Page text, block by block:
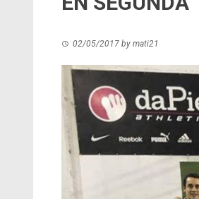
02/05/2017 by mati21